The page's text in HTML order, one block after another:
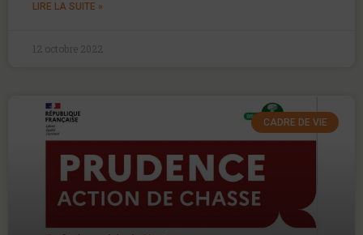
LIRE LA SUITE »
12 octobre 2022
CADRE DE VIE